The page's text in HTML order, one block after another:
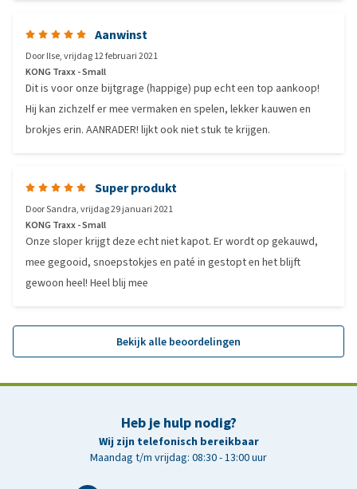
Aanwinst
DoorIlse,vrijdag 12 februari 2021
KONG Traxx - Small
Dit is voor onze bijtgrage (happige) pup echt een top aankoop!
Hij kan zichzelf er mee vermaken en spelen, lekker kauwen en
brokjes erin. AANRADER! lijkt ook niet stuk te krijgen.
Super produkt
DoorSandra,vrijdag 29 januari 2021
KONG Traxx - Small
Onze sloper krijgt deze echt niet kapot. Er wordt op gekauwd,
mee gegooid, snoepstokjes en paté in gestopt en het blijft
gewoon heel! Heel blij mee
Bekijk alle beoordelingen
Heb je hulp nodig?
Wij zijn telefonisch bereikbaar
Maandag t/m vrijdag: 08:30 - 13:00 uur